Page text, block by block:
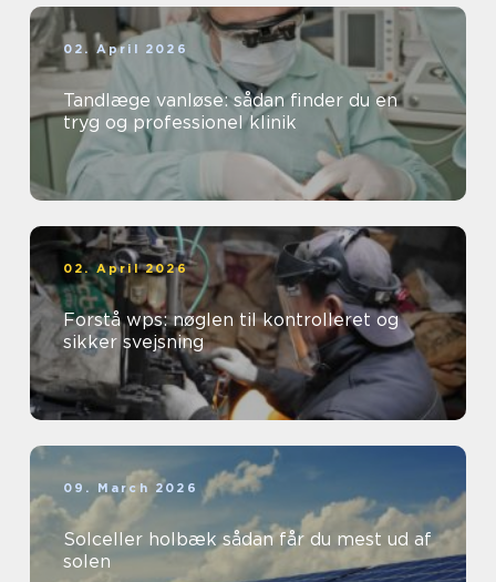
02. April 2026
Tandlæge vanløse: sådan finder du en
tryg og professionel klinik
02. April 2026
Forstå wps: nøglen til kontrolleret og
sikker svejsning
09. March 2026
Solceller holbæk sådan får du mest ud af
solen